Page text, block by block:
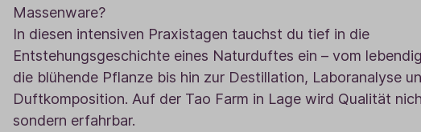
Massenware?
In diesen intensiven Praxistagen tauchst du tief in die
Entstehungsgeschichte eines Naturduftes ein – vom
die blühende Pflanze bis hin zur Destillation, Laboranalyse
Duftkomposition. Auf der Tao Farm in Lage wird Qualität
sondern erfahrbar.